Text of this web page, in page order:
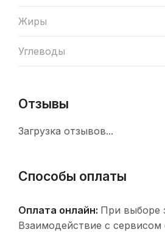
Жиры
Углеводы
Отзывы
Загрузка отзывов...
Способы оплаты
Оплата онлайн: При выборе
Взаимодействие с